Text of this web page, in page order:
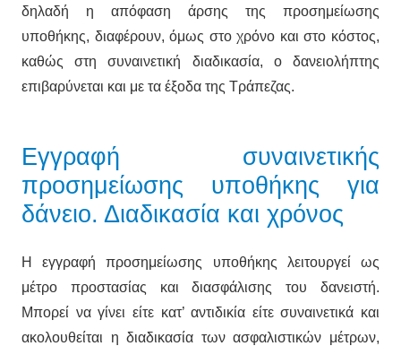
δηλαδή η απόφαση άρσης της προσημείωσης
υποθήκης, διαφέρουν, όμως στο χρόνο και στο κόστος,
καθώς στη συναινετική διαδικασία, ο δανειολήπτης
επιβαρύνεται και με τα έξοδα της Τράπεζας.
Εγγραφή συναινετικής
προσημείωσης υποθήκης για
δάνειο. Διαδικασία και χρόνος
Η εγγραφή προσημείωσης υποθήκης λειτουργεί ως
μέτρο προστασίας και διασφάλισης του δανειστή.
Μπορεί να γίνει είτε κατ’ αντιδικία είτε συναινετικά και
ακολουθείται η διαδικασία των ασφαλιστικών μέτρων,